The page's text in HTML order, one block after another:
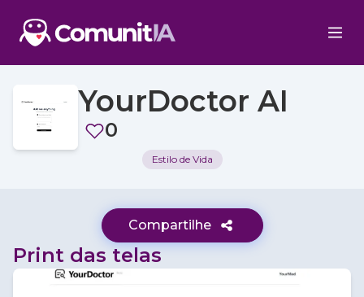
YourDoctor AI
0
Estilo de Vida
Compartilhe
Print das telas